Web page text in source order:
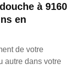
à 9160
en
de votre
autre dans votre